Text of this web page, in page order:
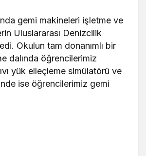
gemi makineleri işletme ve
Uluslararası Denizcilik
Okulun tam donanımlı bir
dalında öğrencilerimiz
yük elleçleme simülatörü ve
ise öğrencilerimiz gemi